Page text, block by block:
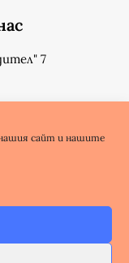
сайт и нашите
7